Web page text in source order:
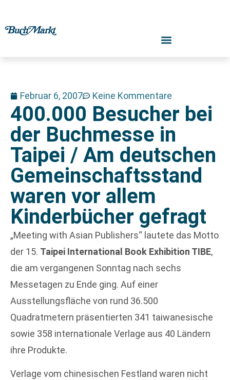
Februar 6, 2007 Keine Kommentare
400.000 Besucher bei
der Buchmesse in
Taipei / Am deutschen
Gemeinschaftsstand
waren vor allem
Kinderbücher gefragt
„Meeting with Asian Publishers“ lautete das Motto
der 15. Taipei International Book Exhibition TIBE,
die am vergangenen Sonntag nach sechs
Messetagen zu Ende ging. Auf einer
Ausstellungsfläche von rund 36.500
Quadratmetern präsentierten 341 taiwanesische
sowie 358 internationale Verlage aus 40 Ländern
ihre Produkte.
Verlage vom chinesischen Festland waren nicht